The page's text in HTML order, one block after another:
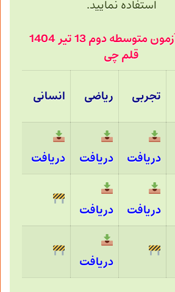
استفاده نمایید.
سوالات آزمون متوسطه دوم 13 تیر 1404
قلم چی
تجربی ریاضی انسانی
دریافت دریافت دریافت
دریافت دریافت
دریافت